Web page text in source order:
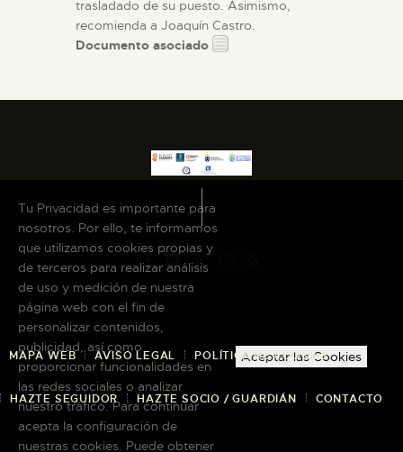
trasladado de su puesto. Asimismo,
recomienda a Joaquín Castro.
Documento asociado
MAPA WEB AVISO LEGAL POLÍTICA DE COOKIES
HAZTE SEGUIDOR HAZTE SOCIO / GUARDIÁN CONTACTO
Tu Privacidad es importante para
nosotros. Por ello, te informamos
que utilizamos cookies propias y
de terceros para realizar análisis
de uso y medición de nuestra
página web con el fin de
personalizar contenidos,
publicidad, así como
proporcionar funcionalidades en
las redes sociales o analizar
nuestro tráfico. Para continuar
acepta la configuración de
nuestras cookies. Puede obtener
Aceptar las Cookies